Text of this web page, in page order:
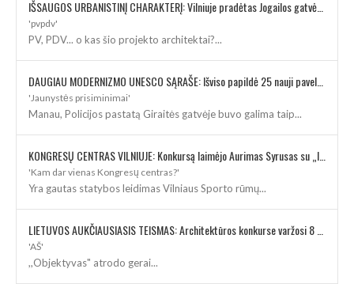
'pvpdv'
PV, PDV... o kas šio projekto architektai?...
'Jaunystės prisiminimai'
Manau, Policijos pastatą Giraitės gatvėje buvo galima taip...
'Kam dar vienas Kongresų centras?'
Yra gautas statybos leidimas Vilniaus Sporto rūmų...
'AŠ'
,,Objektyvas" atrodo gerai...